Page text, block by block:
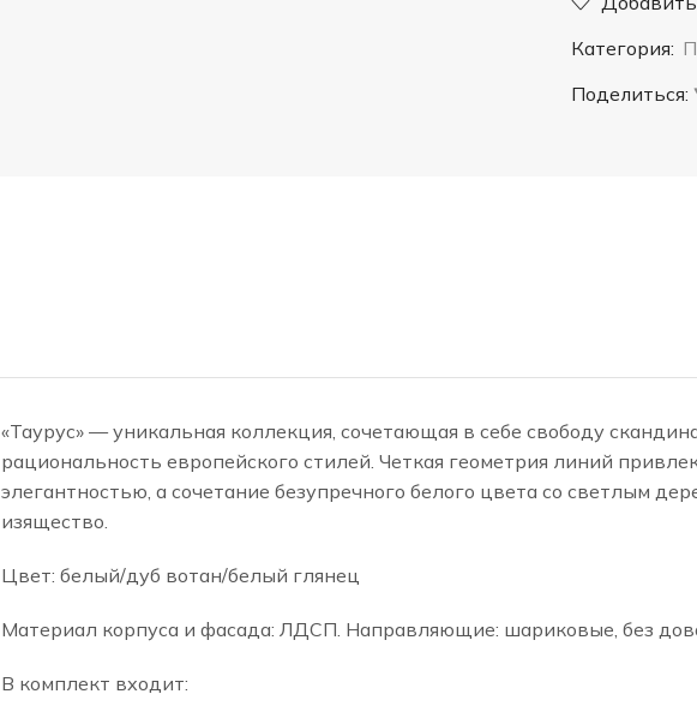
Категория:
Поделиться:
«Таурус» — уникальная коллекция, сочетающая в себе свободу
рациональность европейского стилей. Четкая геометрия линий
элегантностью, а сочетание безупречного белого цвета со светлым
изящество.
Цвет: белый/дуб вотан/белый глянец
Материал корпуса и фасада: ЛДСП. Направляющие: шариковые, без
В комплект входит: